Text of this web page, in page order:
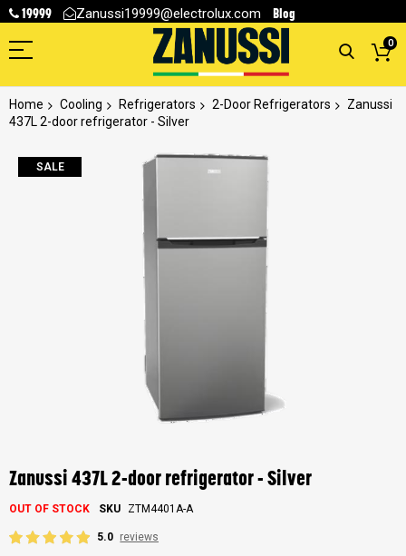
19999 Zanussi19999@electrolux.com Blog
0
Home Cooling Refrigerators 2-Door Refrigerators
Zanussi
437L 2-door refrigerator - Silver
Skip
SALE
the
beginning
of
images
Zanussi 437L 2-door refrigerator - Silver
OUT OF STOCK SKU ZTM4401A-A
5.0 reviews